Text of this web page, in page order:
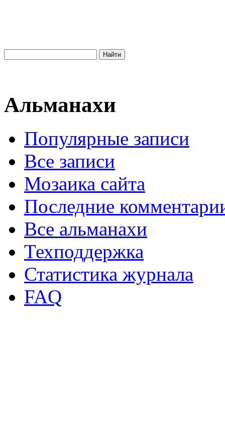
Альманахи
Популярные записи
Все записи
Мозаика сайта
Последние
Все альманахи
Техподдержка
Статистика журнала
FAQ